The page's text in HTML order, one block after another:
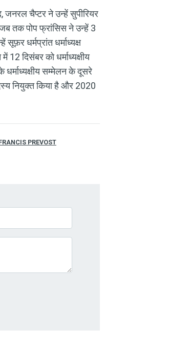
जनरल चैप्टर ने उन्हें सुपीरियर
तक पोप फ्रांसिस ने उन्हें 3
धर्मप्रांत धर्माध्यक्ष
12 दिसंबर को धर्माध्यक्षीय
सम्मेलन के दूसरे
नियुक्त किया है और 2020
PREVOST